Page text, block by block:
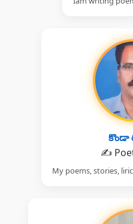
కొండా
✍️
My poems, stories,